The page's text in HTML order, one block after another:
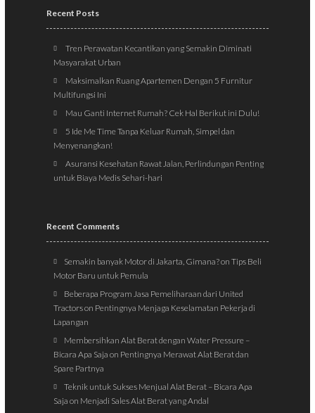
Recent Posts
Tren Perawatan Kecantikan yang Semakin Diminati
Masyarakat Urban
Maksimalkan Ruang Apartemen Dengan 5 Furnitur
Multifungsi Ini
Mau Ganti Internet Rumah? Cek Hal Berikut ini Dulu!
5 Ide Me Time Tanpa Keluar Rumah, Simpel dan
Menyenangkan!
Asuransi Kesehatan Rawat Jalan, Perlindungan Penting
untuk Biaya Medis Sehari-hari
Recent Comments
Semakin banyak Motor di Jakarta, Gimana?onTips Beli
Motor Baru untuk Pemula
Beberapa Program Jasa Pemeliharaan dari United
Tractorson Pentingnya Menjaga Keselamatan Pekerja di
Lapangan
Membersihkan Alat Berat dengan Water Pressure –
Bicara Apa Saja on Pentingnya Merawat Alat Berat dan
Spare Partnya
Teknik untuk Sukses Menjual Alat Berat – Bicara Apa
Saja on Menjadi Sales Alat Berat yang Andal